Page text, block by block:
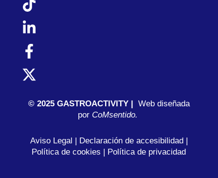
© 2025 GASTROACTIVITY | Web diseñada
porCoMsentido.
Aviso Legal | Declaración de accesibilidad|
Política de cookies | Política de privacidad